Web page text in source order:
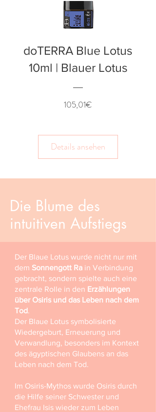
doTERRA Blue Lotus
10ml | Blauer Lotus
105,01€
Details ansehen
Die Blume des
intuitiven Aufstiegs
Der Blaue Lotus wurde nicht nur mit
dem Sonnengott Ra in Verbindung
gebracht, sondern spielte auch eine
zentrale Rolle in den Erzählungen
über Osiris und das Leben nach dem
Tod.
Der Blaue Lotus symbolisierte
Wiedergeburt, Erneuerung und
Verwandlung, besonders im Kontext
des ägyptischen Glaubens an das
Leben nach dem Tod.
Im Osiris-Mythos wurde Osiris durch
die Hilfe seiner Schwester und
Ehefrau Isis wieder zum Leben